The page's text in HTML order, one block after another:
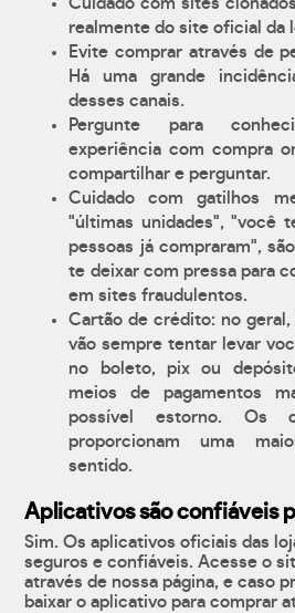
realmente do site oficial da
Evite comprar através de
Há uma grande
desses canais.
Pergunte para
experiência com compra
compartilhar e perguntar.
Cuidado com gatilhos
"últimas unidades", "você
pessoas já compraram",
te deixar com pressa para
em sites fraudulentos.
Cartão de crédito: no
vão sempre tentar levar
no boleto, pix ou
meios de pagamentos
possível estorno. Os
proporcionam uma
sentido.
Aplicativos são confiáveis
Sim. Os aplicativos oficiais das
seguros e confiáveis. Acesse o
através de nossa página, e caso
baixar o aplicativo para comprar